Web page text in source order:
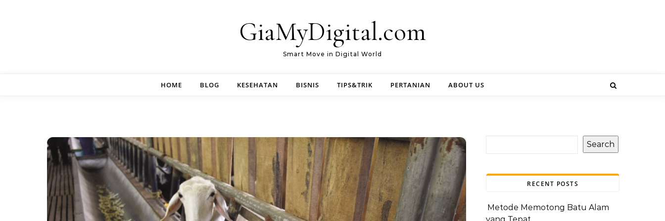
GiaMyDigital.com
Smart Move in Digital World
HOME BLOG KESEHATAN BISNIS TIPS&TRIK PERTANIAN ABOUT US
Search
RECENT POSTS
Metode Memotong Batu Alam